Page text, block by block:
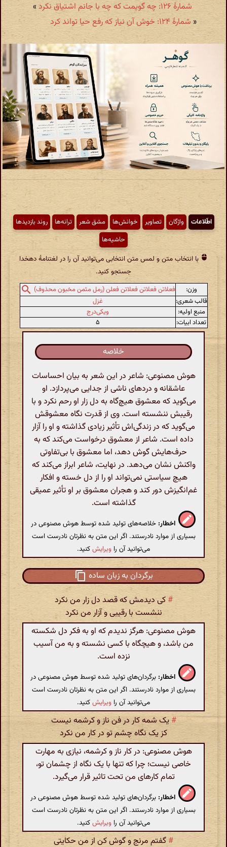
شمارهٔ ۱۲۶: چه گویمت که چه با جانم اشتیاق نکرد
»
« شمارهٔ ۱۲۴: خوش آن نیاز که رفع حیا تواند کرد
اطّلاعات واژگان تصاویر خوانش‌ها مشق شعر ترانه‌ها
روند بازدیدها
حاشیه‌ها
با انتخاب متن و لمس متن انتخابی می‌توانید آن را در لغتنامهٔ دهخدا
جستجو کنید.
وزن:
فعلاتن فعلاتن فعلاتن فعلن (رمل مثمن مخبون محذوف)
قالب شعری:
غزل
منبع اولیه:
ویکی‌درج
تعداد ابیات:
۵
خلاصه
هوش مصنوعی: شاعر در این شعر به بیان احساسات
عاشقانه و دردهای ناشی از جدایی می‌پردازد. او
می‌گوید که معشوق هیچ‌گاه به دل زار او رحم نکرد و با
رقیبش ننشسته است. وی از قدرت نگاه معشوقش
می‌گوید که در زندگی‌اش تأثیر زیادی گذاشته و او را آزار
داده است. شاعر از معشوق درخواست می‌کند که به
حرف‌هایش گوش دهد، اما معشوق با بی‌تفاوتی
واکنش نشان می‌دهد. در نهایت، شاعر ابراز می‌کند که
هیچ سیاستی نمی‌تواند او را از دل خسته و افکار
غم‌انگیزش دور کند و هجران معشوق بر او تأثیر عمیقی
گذاشته است.
اخطار: خلاصه‌های تولید شده توسط هوش مصنوعی در
بسیاری از موارد نادرستند. اگر این متن به نظرتان نادرست است
می‌توانید آن را ویرایشکنید.
برگردان به زبان ساده
# کی دیدمش که قصد دل زار من نکرد
ننشست با رقیبی و آزار من نکرد
هوش مصنوعی: هرگز ندیدم که او به فکر دل شکسته
من باشد، و هیچگاه با کسی نشسته و به من آسیب
نزده است.
اخطار: برگردان‌های تولید شده توسط هوش مصنوعی در
بسیاری از موارد نادرستند. اگر این متن به نظرتان نادرست است
می‌توانید آن را ویرایشکنید.
# یک شمه کار در فن ناز و کرشمه نیست
کز یک نگاه چشم تو در کار من نکرد
هوش مصنوعی: در کار ناز و کرشمه، نیازی به مهارت
خاصی نیست؛ چرا که تنها با یک نگاه از چشمان تو،
تمام کارهای من تحت تاثیر قرار می‌گیرد.
اخطار: برگردان‌های تولید شده توسط هوش مصنوعی در
بسیاری از موارد نادرستند. اگر این متن به نظرتان نادرست است
می‌توانید آن را ویرایشکنید.
#گفتم مرنج و گوش کن از من حکایتی